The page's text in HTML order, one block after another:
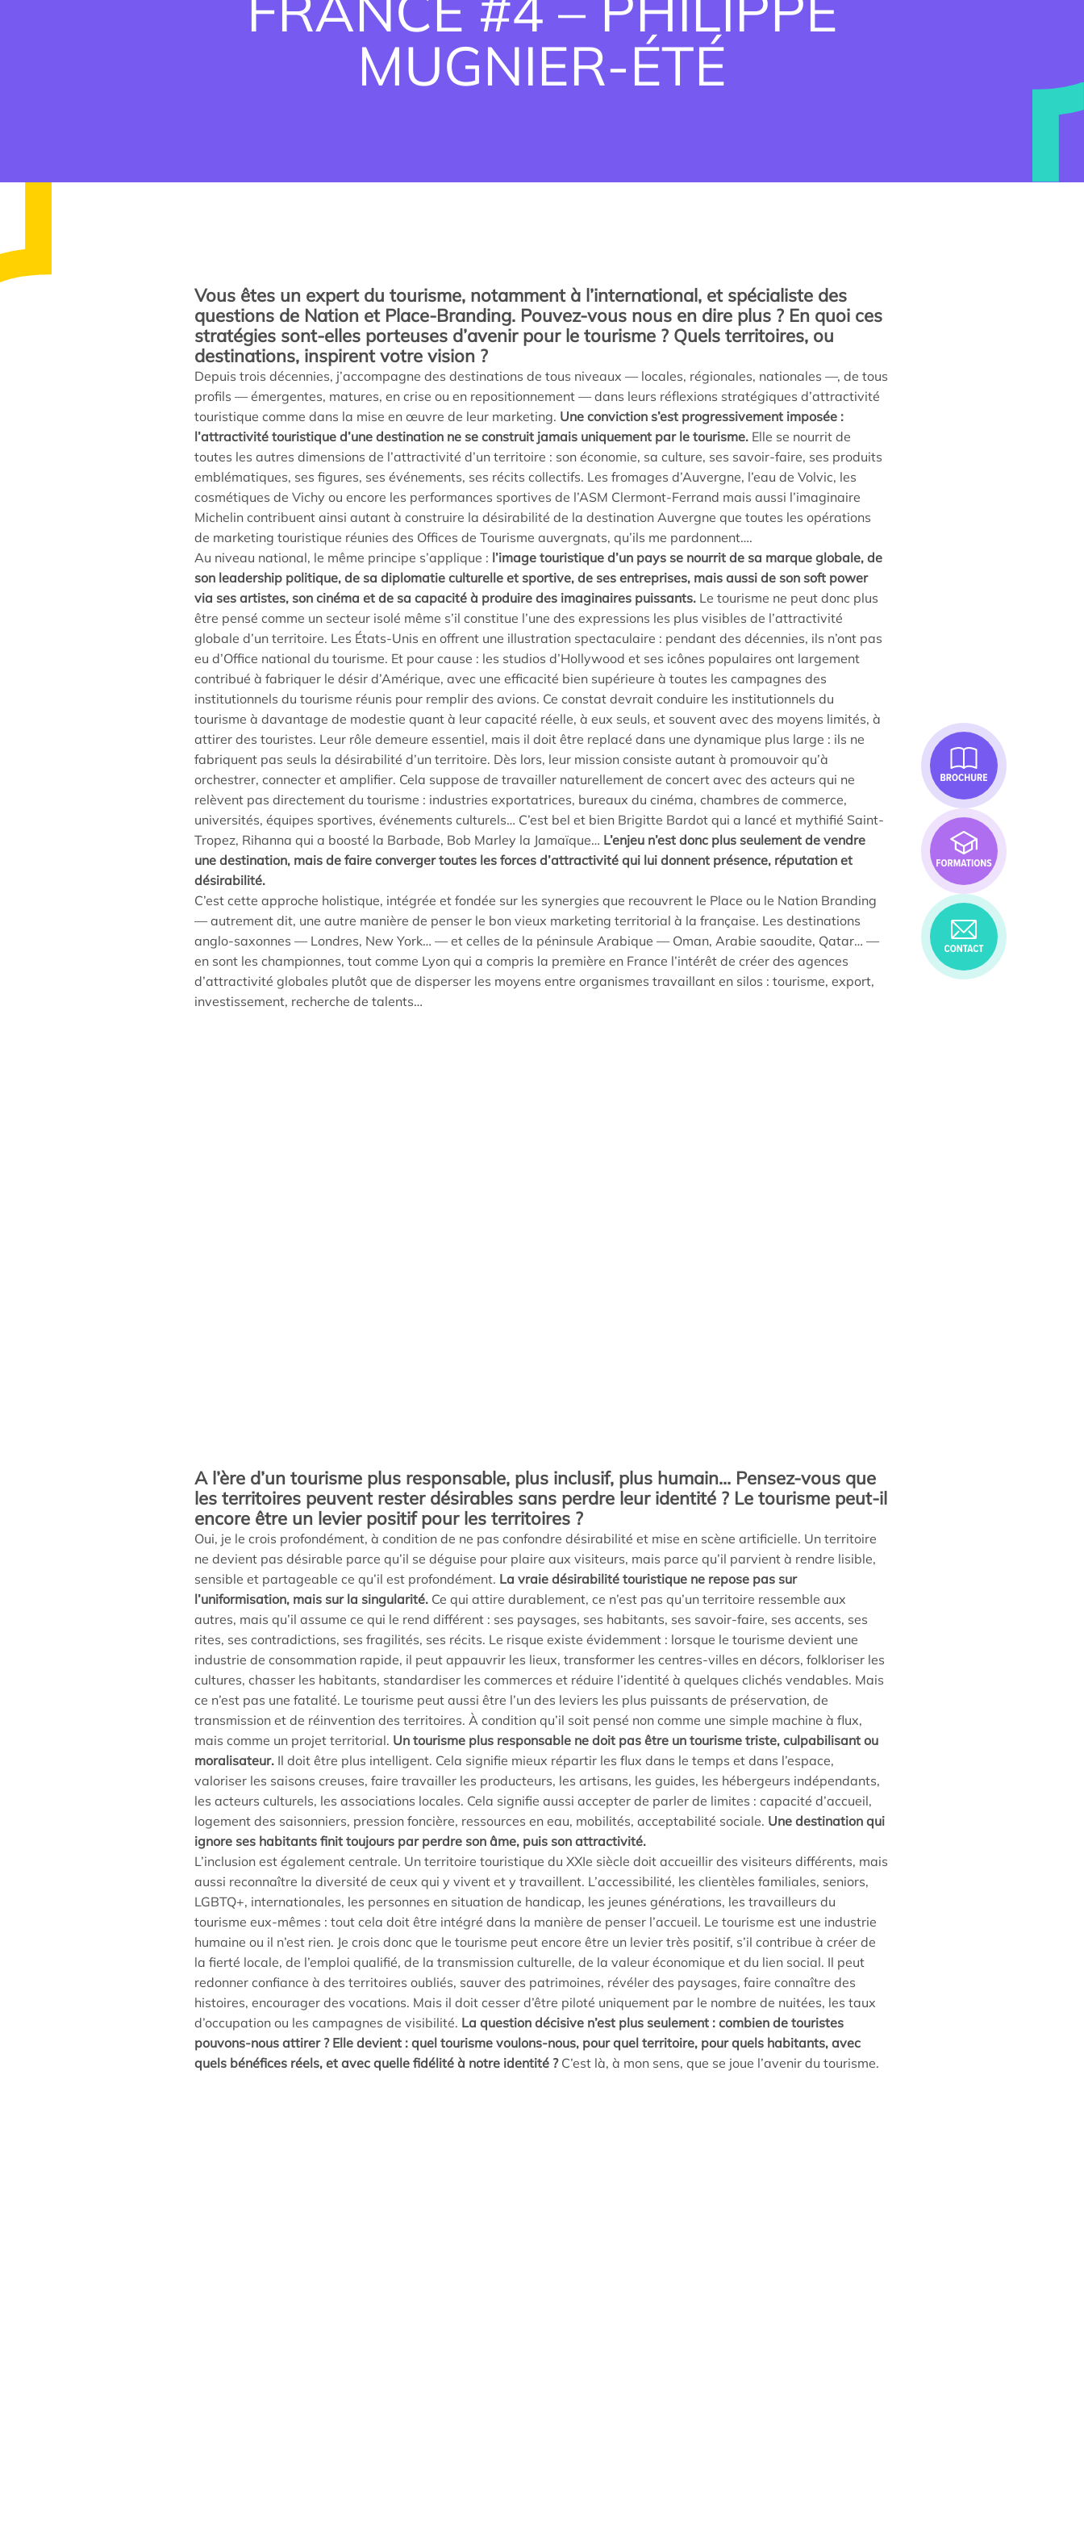
MUGNIER-ÉTÉ
Vous êtes un expert du tourisme, notamment à l’international, et spécialiste des
questions de Nation et Place-Branding. Pouvez-vous nous en dire plus ? En quoi ces
stratégies sont-elles porteuses d’avenir pour le tourisme ? Quels territoires, ou
destinations, inspirent votre vision ?
Depuis trois décennies, j’accompagne des destinations de tous niveaux — locales, régionales, nationales —, de tous
profils — émergentes, matures, en crise ou en repositionnement — dans leurs réflexions stratégiques d’attractivité
touristique comme dans la mise en œuvre de leur marketing. Une conviction s’est progressivement imposée :
l’attractivité touristique d’une destination ne se construit jamais uniquement par le tourisme. Elle se nourrit de
toutes les autres dimensions de l’attractivité d’un territoire : son économie, sa culture, ses savoir-faire, ses produits
emblématiques, ses figures, ses événements, ses récits collectifs. Les fromages d’Auvergne, l’eau de Volvic, les
cosmétiques de Vichy ou encore les performances sportives de l’ASM Clermont-Ferrand mais aussi l’imaginaire
Michelin contribuent ainsi autant à construire la désirabilité de la destination Auvergne que toutes les opérations
de marketing touristique réunies des Offices de Tourisme auvergnats, qu’ils me pardonnent….
Au niveau national, le même principe s’applique : l’image touristique d’un pays se nourrit de sa marque globale, de
son leadership politique, de sa diplomatie culturelle et sportive, de ses entreprises, mais aussi de son soft power
via ses artistes, son cinéma et de sa capacité à produire des imaginaires puissants. Le tourisme ne peut donc plus
être pensé comme un secteur isolé même s’il constitue l’une des expressions les plus visibles de l’attractivité
globale d’un territoire. Les États-Unis en offrent une illustration spectaculaire : pendant des décennies, ils n’ont pas
eu d’Office national du tourisme. Et pour cause : les studios d’Hollywood et ses icônes populaires ont largement
contribué à fabriquer le désir d’Amérique, avec une efficacité bien supérieure à toutes les campagnes des
institutionnels du tourisme réunis pour remplir des avions. Ce constat devrait conduire les institutionnels du
tourisme à davantage de modestie quant à leur capacité réelle, à eux seuls, et souvent avec des moyens limités, à
attirer des touristes. Leur rôle demeure essentiel, mais il doit être replacé dans une dynamique plus large : ils ne
fabriquent pas seuls la désirabilité d’un territoire. Dès lors, leur mission consiste autant à promouvoir qu’à
orchestrer, connecter et amplifier. Cela suppose de travailler naturellement de concert avec des acteurs qui ne
relèvent pas directement du tourisme : industries exportatrices, bureaux du cinéma, chambres de commerce,
universités, équipes sportives, événements culturels… C’est bel et bien Brigitte Bardot qui a lancé et mythifié Saint-
Tropez, Rihanna qui a boosté la Barbade, Bob Marley la Jamaïque… L’enjeu n’est donc plus seulement de vendre
une destination, mais de faire converger toutes les forces d’attractivité qui lui donnent présence, réputation et
désirabilité.
C’est cette approche holistique, intégrée et fondée sur les synergies que recouvrent le Place ou le Nation Branding
— autrement dit, une autre manière de penser le bon vieux marketing territorial à la française. Les destinations
anglo-saxonnes — Londres, New York… — et celles de la péninsule Arabique — Oman, Arabie saoudite, Qatar… —
en sont les championnes, tout comme Lyon qui a compris la première en France l’intérêt de créer des agences
d’attractivité globales plutôt que de disperser les moyens entre organismes travaillant en silos : tourisme, export,
investissement, recherche de talents…
A l’ère d’un tourisme plus responsable, plus inclusif, plus humain… Pensez-vous que
les territoires peuvent rester désirables sans perdre leur identité ? Le tourisme peut-il
encore être un levier positif pour les territoires ?
Oui, je le crois profondément, à condition de ne pas confondre désirabilité et mise en scène artificielle. Un territoire
ne devient pas désirable parce qu’il se déguise pour plaire aux visiteurs, mais parce qu’il parvient à rendre lisible,
sensible et partageable ce qu’il est profondément. La vraie désirabilité touristique ne repose pas sur
l’uniformisation, mais sur la singularité. Ce qui attire durablement, ce n’est pas qu’un territoire ressemble aux
autres, mais qu’il assume ce qui le rend différent : ses paysages, ses habitants, ses savoir-faire, ses accents, ses
rites, ses contradictions, ses fragilités, ses récits. Le risque existe évidemment : lorsque le tourisme devient une
industrie de consommation rapide, il peut appauvrir les lieux, transformer les centres-villes en décors, folkloriser les
cultures, chasser les habitants, standardiser les commerces et réduire l’identité à quelques clichés vendables. Mais
ce n’est pas une fatalité. Le tourisme peut aussi être l’un des leviers les plus puissants de préservation, de
transmission et de réinvention des territoires. À condition qu’il soit pensé non comme une simple machine à flux,
mais comme un projet territorial. Un tourisme plus responsable ne doit pas être un tourisme triste, culpabilisant ou
moralisateur. Il doit être plus intelligent. Cela signifie mieux répartir les flux dans le temps et dans l’espace,
valoriser les saisons creuses, faire travailler les producteurs, les artisans, les guides, les hébergeurs indépendants,
les acteurs culturels, les associations locales. Cela signifie aussi accepter de parler de limites : capacité d’accueil,
logement des saisonniers, pression foncière, ressources en eau, mobilités, acceptabilité sociale. Une destination qui
ignore ses habitants finit toujours par perdre son âme, puis son attractivité.
L’inclusion est également centrale. Un territoire touristique du XXIe siècle doit accueillir des visiteurs différents, mais
aussi reconnaître la diversité de ceux qui y vivent et y travaillent. L’accessibilité, les clientèles familiales, seniors,
LGBTQ+, internationales, les personnes en situation de handicap, les jeunes générations, les travailleurs du
tourisme eux-mêmes : tout cela doit être intégré dans la manière de penser l’accueil. Le tourisme est une industrie
humaine ou il n’est rien. Je crois donc que le tourisme peut encore être un levier très positif, s’il contribue à créer de
la fierté locale, de l’emploi qualifié, de la transmission culturelle, de la valeur économique et du lien social. Il peut
redonner confiance à des territoires oubliés, sauver des patrimoines, révéler des paysages, faire connaître des
histoires, encourager des vocations. Mais il doit cesser d’être piloté uniquement par le nombre de nuitées, les taux
d’occupation ou les campagnes de visibilité. La question décisive n’est plus seulement : combien de touristes
pouvons-nous attirer ? Elle devient : quel tourisme voulons-nous, pour quel territoire, pour quels habitants, avec
quels bénéfices réels, et avec quelle fidélité à notre identité ?C’est là, à mon sens, que se joue l’avenir du tourisme.